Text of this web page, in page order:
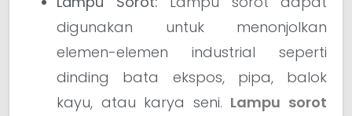
digunakan untuk menonjolkan
elemen-elemen industrial seperti
dinding bata ekspos, pipa, balok
kayu, atau karya seni. Lampu sorot